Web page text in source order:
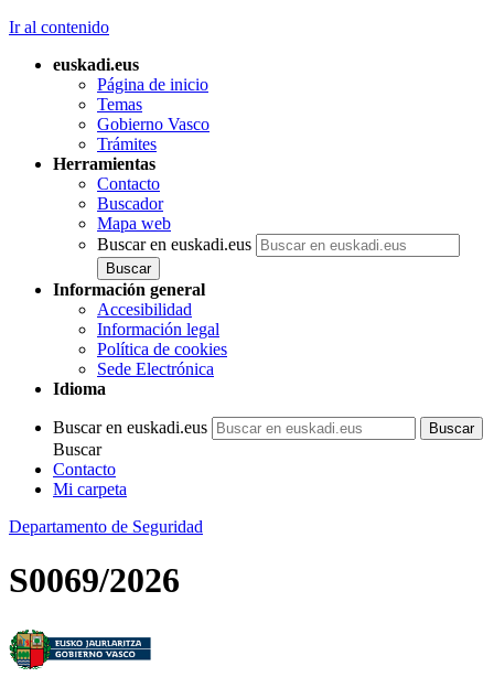
Ir al contenido
euskadi.eus
Página de inicio
Temas
Gobierno Vasco
Trámites
Herramientas
Contacto
Buscador
Mapa web
Buscar en euskadi.eus
Información general
Accesibilidad
Información legal
Política de cookies
Sede Electrónica
Idioma
Buscar en euskadi.eus
Buscar
Contacto
Mi carpeta
Departamento de Seguridad
S0069/2026